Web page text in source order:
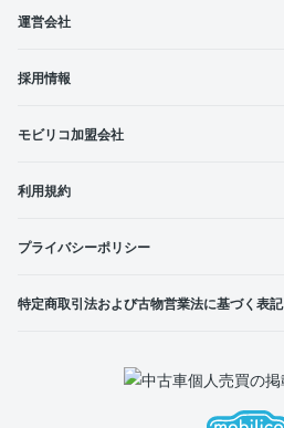
運営会社
採用情報
モビリコ加盟会社
利用規約
プライバシーポリシー
特定商取引法および古物営業法に基づく表記